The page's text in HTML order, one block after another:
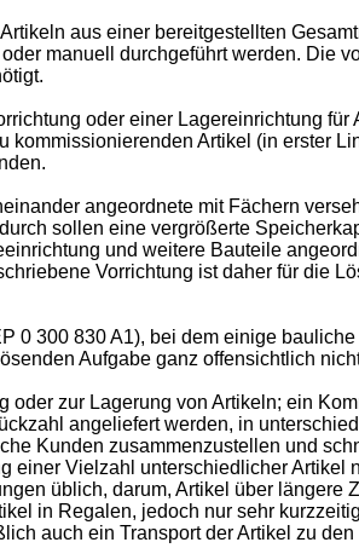
aus einer bereitgestellten
manuell durchgeführt werden. Die
oder einer Lagereinrichtung
Artikel (in erster
angeordnete mit Fächern
sollen eine vergrößerte
und weitere Bauteile
Vorrichtung ist daher für die
0 300 830 A1), bei dem einige
Aufgabe ganz offensichtlich
zur Lagerung von Artikeln; ein
angeliefert werden, in
Kunden zusammenzustellen und
Vielzahl unterschiedlicher Artikel
üblich, darum, Artikel über längere
in Regalen, jedoch nur sehr
auch ein Transport der Artikel zu